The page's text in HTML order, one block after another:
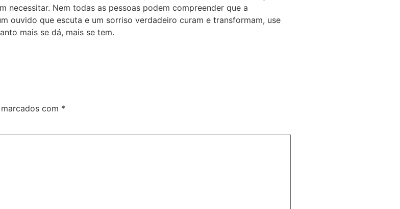
Nem todas as pessoas podem compreender que a
ouvido que escuta e um sorriso verdadeiro curam e transformam, use
mais se dá, mais se tem.
com *